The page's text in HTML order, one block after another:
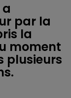
par la
la
moment
plusieurs